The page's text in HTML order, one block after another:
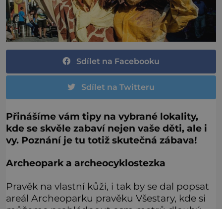
Sdílet na Facebooku
Sdílet na Twitteru
Přinášíme vám tipy na vybrané lokality,
kde se skvěle zabaví nejen vaše děti, ale i
vy. Poznání je tu totiž skutečná zábava!
Archeopark a archeocyklostezka
Pravěk na vlastní kůži, i tak by se dal popsat
areál Archeoparku pravěku Všestary, kde si